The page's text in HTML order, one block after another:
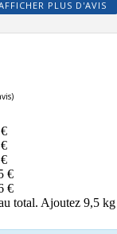
PLUS D'AVIS
€
€
total. Ajoutez 9,5